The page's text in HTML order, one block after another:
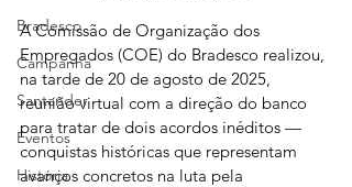
Bradesco
Campanha
Santander
Eventos
História
A Comissão de Organização dos
Empregados (COE) do Bradesco realizou,
na tarde de 20 de agosto de 2025,
reunião virtual com a direção do banco
para tratar de dois acordos inéditos —
conquistas históricas que representam
avanços concretos na luta pela